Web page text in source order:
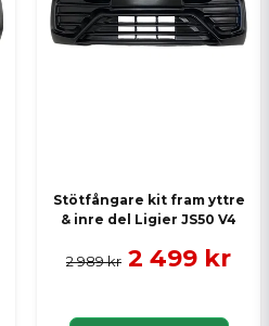
Stötfångare kit fram yttre
& inre del Ligier JS50 V4
2 989 kr 2 499 kr